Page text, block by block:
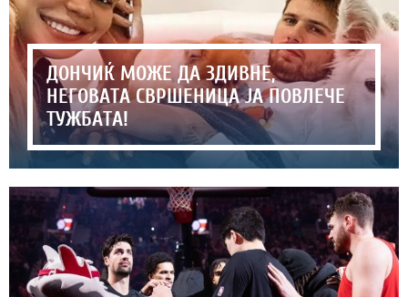
ДОНЧИЌ МОЖЕ ДА ЗДИВНЕ,
НЕГОВАТА СВРШЕНИЦА ЈА ПОВЛЕЧЕ
ТУЖБАТА!